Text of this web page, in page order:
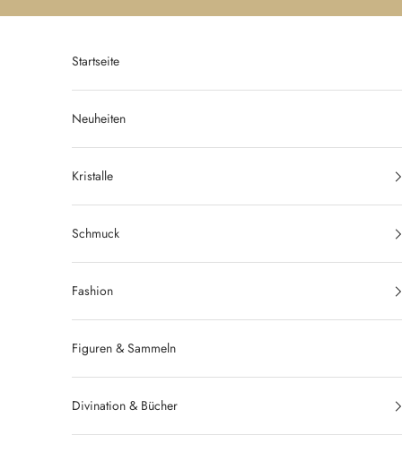
Startseite
Neuheiten
Kristalle
Schmuck
Fashion
Figuren & Sammeln
Divination & Bücher